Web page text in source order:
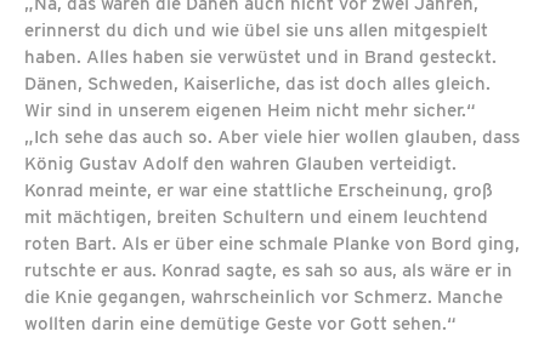
erinnerst du dich und wie übel sie uns allen mitgespielt
haben. Alles haben sie verwüstet und in Brand gesteckt.
Dänen, Schweden, Kaiserliche, das ist doch alles gleich.
Wir sind in unserem eigenen Heim nicht mehr sicher.“
„Ich sehe das auch so. Aber viele hier wollen glauben, dass
König Gustav Adolf den wahren Glauben verteidigt.
Konrad meinte, er war eine stattliche Erscheinung, groß
mit mächtigen, breiten Schultern und einem leuchtend
roten Bart. Als er über eine schmale Planke von Bord ging,
rutschte er aus. Konrad sagte, es sah so aus, als wäre er in
die Knie gegangen, wahrscheinlich vor Schmerz. Manche
wollten darin eine demütige Geste vor Gott sehen.“